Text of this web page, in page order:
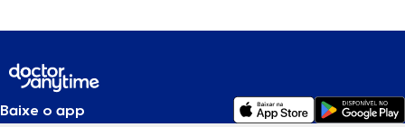
Baixe o app